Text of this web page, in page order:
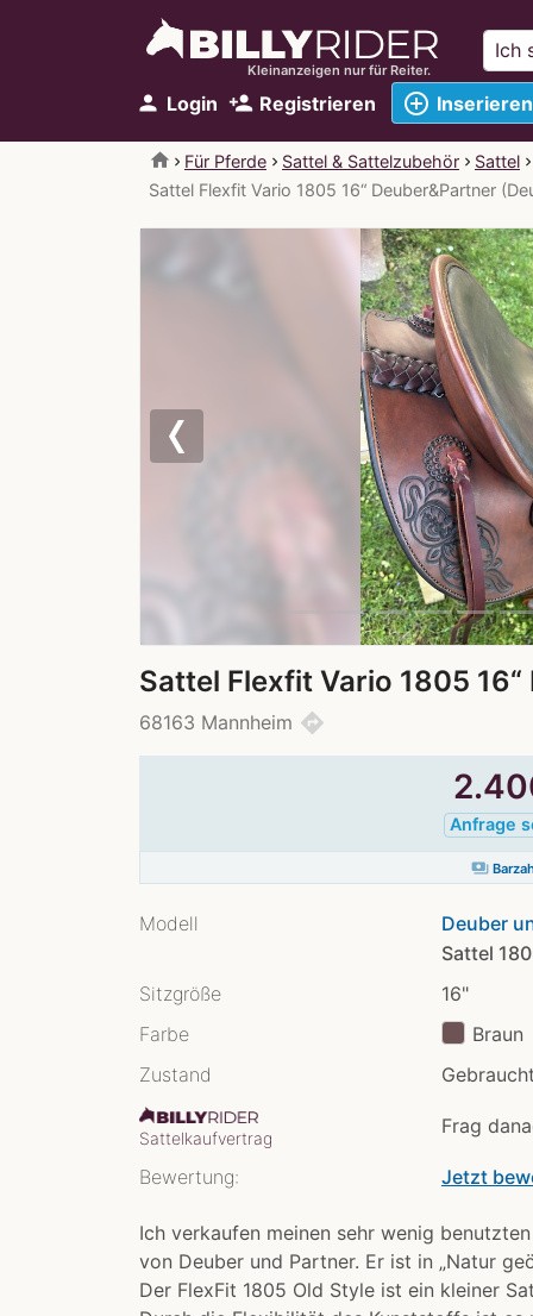
Kleinanzeigen nur für Reiter.
person Login person_add Registrieren add_circle_outline Inserieren
home Für Pferde Sattel & Sattelzubehör Sattel
Sattel Flexfit Vario 1805 16“ Deuber&Partner
Sattel Flexfit Vario 1805
68163 Mannheim directions
Anfrage
payments
Modell Deuber
Sattel
Sitzgröße
16"
Farbe
Braun
Zustand
Sattelkaufvertrag
Frag
Bewertung: Jetzt
Ich verkaufen meinen sehr wenig
von Deuber und Partner. Er ist in „Natur
Der FlexFit 1805 Old Style ist ein kleiner